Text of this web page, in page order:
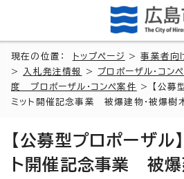
現在の位置： トップページ >事業者向
>
入札発注情報 > プロポーザル・コン
度 プロポーザル・コンペ案件
> 【公募
ミット開催記念事業 被爆建物・被爆樹
【公募型プロポーザル
ト開催記念事業 被爆